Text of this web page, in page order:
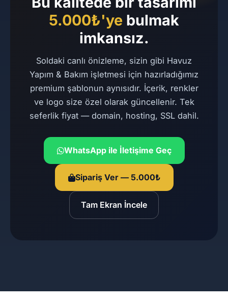
5.000₺'ye bulmak
imkansız.
Soldaki canlı önizleme, sizin gibi Havuz
Yapım & Bakım işletmesi için hazırladığımız
premium şablonun aynısıdır. İçerik, renkler
ve logo size özel olarak güncellenir. Tek
seferlik fiyat — domain, hosting, SSL dahil.
WhatsApp ile İletişime Geç
Sipariş Ver — 5.000₺
Tam Ekran İncele